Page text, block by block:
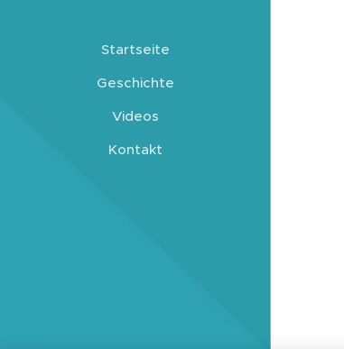
Startseite
Geschichte
Videos
Kontakt